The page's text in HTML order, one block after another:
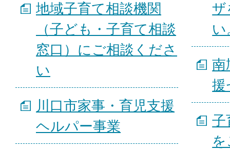
地域子育て相談機関
（子ども・子育て相談
窓口）にご相談くださ
い
川口市家事・育児支援
ヘルパー事業
ザ
い
南
援
子